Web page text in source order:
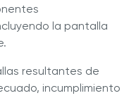
la pantalla
resultantes de
incumplimiento